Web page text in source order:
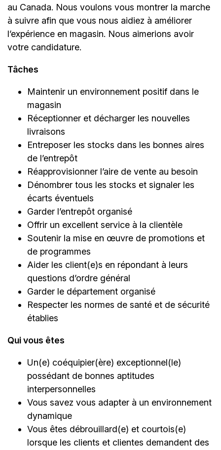
au Canada. Nous voulons vous montrer la marche
à suivre afin que vous nous aidiez à améliorer
l’expérience en magasin. Nous aimerions avoir
votre candidature.
Tâches
Maintenir un environnement positif dans le
magasin
Réceptionner et décharger les nouvelles
livraisons
Entreposer les stocks dans les bonnes aires
de l’entrepôt
Réapprovisionner l’aire de vente au besoin
Dénombrer tous les stocks et signaler les
écarts éventuels
Garder l’entrepôt organisé
Offrir un excellent service à la clientèle
Soutenir la mise en œuvre de promotions et
de programmes
Aider les client(e)s en répondant à leurs
questions d’ordre général
Garder le département organisé
Respecter les normes de santé et de sécurité
établies
Qui vous êtes
Un(e) coéquipier(ère) exceptionnel(le)
possédant de bonnes aptitudes
interpersonnelles
Vous savez vous adapter à un environnement
dynamique
Vous êtes débrouillard(e) et courtois(e)
lorsque les clients et clientes demandent des